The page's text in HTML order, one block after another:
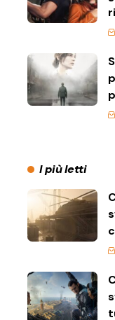
I più letti